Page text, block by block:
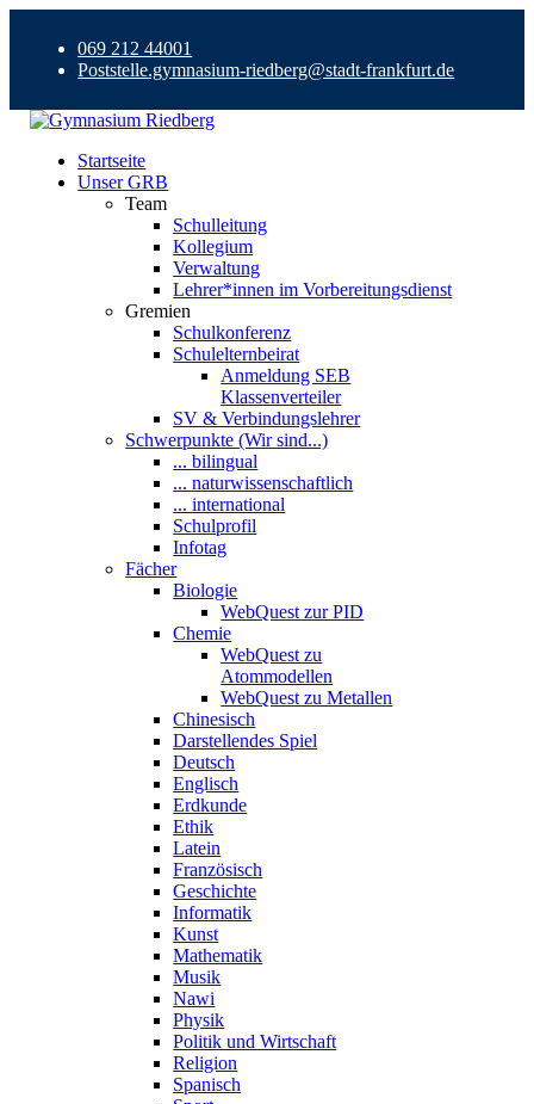
069 212 44001
Poststelle.gymnasium-riedberg@stadt-frankfurt.de
Startseite
Unser GRB
Team
Schulleitung
Kollegium
Verwaltung
Lehrer*innen im Vorbereitungsdienst
Gremien
Schulkonferenz
Schulelternbeirat
Anmeldung SEB
Klassenverteiler
SV & Verbindungslehrer
Schwerpunkte (Wir sind...)
... bilingual
... naturwissenschaftlich
... international
Schulprofil
Infotag
Fächer
Biologie
WebQuest zur PID
Chemie
WebQuest zu
Atommodellen
WebQuest zu Metallen
Chinesisch
Darstellendes Spiel
Deutsch
Englisch
Erdkunde
Ethik
Latein
Französisch
Geschichte
Informatik
Kunst
Mathematik
Musik
Nawi
Physik
Politik und Wirtschaft
Religion
Spanisch